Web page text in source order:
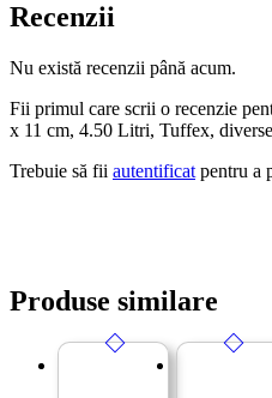
Recenzii
Nu există recenzii până acum.
Fii primul care scrii o recenzie
x 11 cm, 4.50 Litri, Tuffex,
Trebuie să fii autentificat pentru a
Produse similare